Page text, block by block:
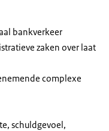
bankverkeer
zaken over laat
complexe
schuldgevoel,